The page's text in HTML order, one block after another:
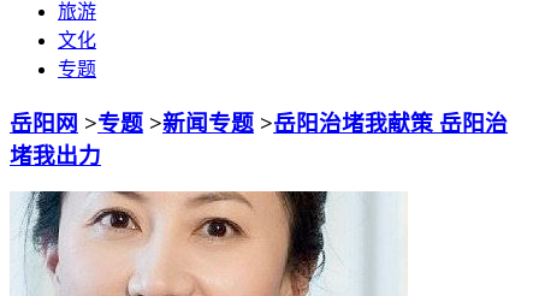
旅游
文化
专题
岳阳网 >专题 >新闻专题 >岳阳治堵我献策 岳阳治
堵我出力